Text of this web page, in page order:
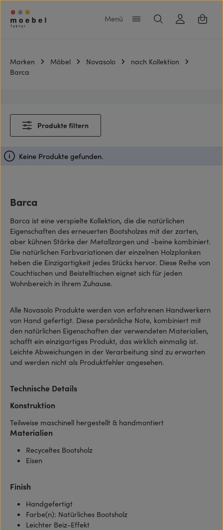
Zum Hauptinhalt springen
Marken Möbel Novasolo
nach Kollektion
Barca
Produkte filtern
Keine Produkte gefunden.
Barca
Barca ist eine verspielte Kollektion, die die natürlichen
Eigenschaften des erneuerten Bootsholzes mit der zarten,
aber kühnen Stärke der Metallzargen und -beine kombiniert.
Die natürlichen Farbvariationen der einzelnen Holzplanken
heben die Einzigartigkeit jedes Stücks hervor. Diese Reihe von
Couchtischen und Beistelltischen eignet sich für jeden
Wohnbereich in Ihrem Zuhause.
Alle Novasolo Produkte werden von erfahrenen Handwerkern
von Hand gefertigt. Diese persönliche Note, kombiniert mit
den natürlichen Eigenschaften der verwendeten Materialien,
schafft ein einzigartiges Produkt, das wirklich einmalig ist.
Leichte Abweichungen in der Verarbeitung sind zu erwarten
und werden nicht als Produktfehler angesehen.
Technische Details
Konstruktion
Teilweise maschinell hergestellt & handmontiert
Materialien
Recyceltes Bootsholz
Eisen
Finish
Handgefertigt
Farbe(n): Natürliches Bootsholz
Leichter Beiz-Effekt